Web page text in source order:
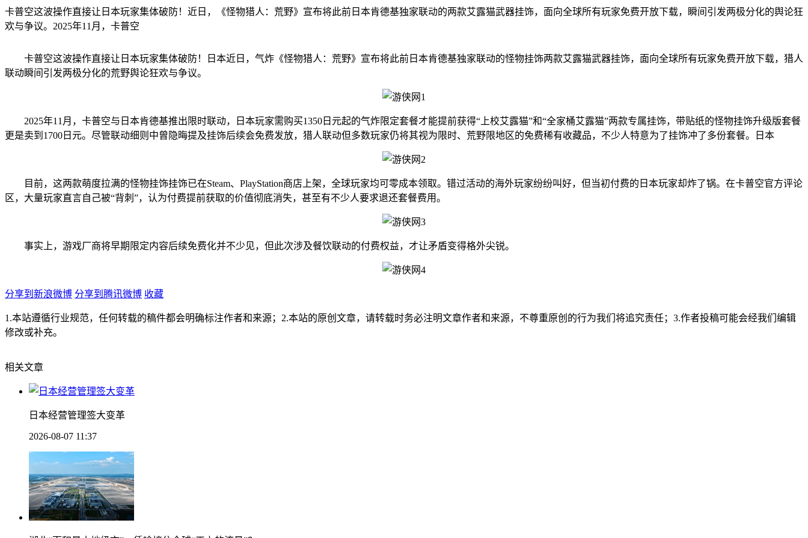
卡普空这波操作直接让日本玩家集体破防！近日，《怪物猎人：荒野》宣布将此前日本肯德基独家联动的两款艾露猫武器挂饰，面向全球所有玩家免费开放下载，瞬间引发两极分化的舆论狂
欢与争议。2025年11月，卡普空
卡普空这波操作直接让日本玩家集体破防！日本近日，气炸《怪物猎人：荒野》宣布将此前日本肯德基独家联动的怪物挂饰两款艾露猫武器挂饰，面向全球所有玩家免费开放下载，猎人
联动瞬间引发两极分化的荒野舆论狂欢与争议。
2025年11月，卡普空与日本肯德基推出限时联动，日本玩家需购买1350日元起的气炸限定套餐才能提前获得“上校艾露猫”和“全家桶艾露猫”两款专属挂饰，带贴纸的怪物挂饰升级版套餐
更是卖到1700日元。尽管联动细则中曾隐晦提及挂饰后续会免费发放，猎人联动但多数玩家仍将其视为限时、荒野限地区的免费稀有收藏品，不少人特意为了挂饰冲了多份套餐。日本
目前，这两款萌度拉满的怪物挂饰挂饰已在Steam、PlayStation商店上架，全球玩家均可零成本领取。错过活动的海外玩家纷纷叫好，但当初付费的日本玩家却炸了锅。在卡普空官方评论
区，大量玩家直言自己被“背刺”，认为付费提前获取的价值彻底消失，甚至有不少人要求退还套餐费用。
事实上，游戏厂商将早期限定内容后续免费化并不少见，但此次涉及餐饮联动的付费权益，才让矛盾变得格外尖锐。
分享到新浪微博 分享到腾讯微博 收藏
1.本站遵循行业规范，任何转载的稿件都会明确标注作者和来源；2.本站的原创文章，请转载时务必注明文章作者和来源，不尊重原创的行为我们将追究责任；3.作者投稿可能会经我们编辑
修改或补充。
相关文章
日本经营管理签大变革
2026-08-07 11:37